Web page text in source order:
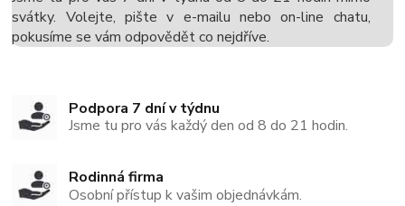
svátky. Volejte, pište v e-mailu nebo on-line chatu,
pokusíme se vám odpovědět co nejdříve.
Podpora 7 dní v týdnu
Jsme tu pro vás každý den od 8 do 21 hodin.
Rodinná firma
Osobní přístup k vašim objednávkám.